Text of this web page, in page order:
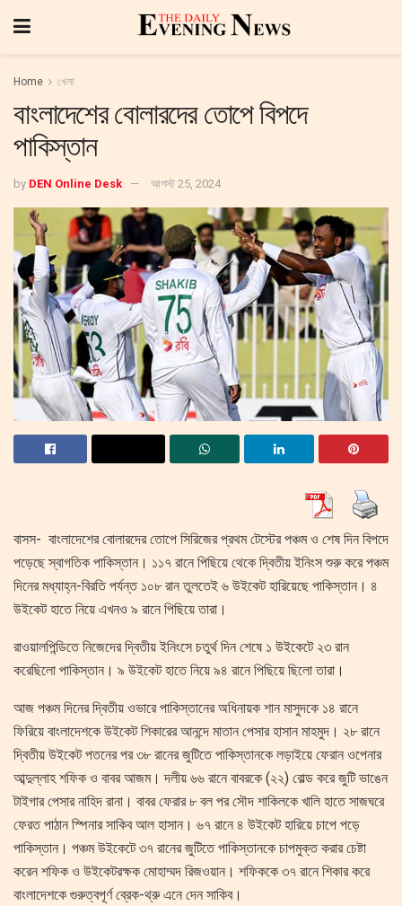
Home খেলা
বাংলাদেশের বোলারদের তোপে বিপদে
পাকিস্তান
by DEN Online Desk আগস্ট 25, 2024
বাসস- বাংলাদেশের বোলারদের তোপে সিরিজের প্রথম টেস্টের পঞ্চম ও শেষ দিন বিপদে
পড়েছে স্বাগতিক পাকিস্তান। ১১৭ রানে পিছিয়ে থেকে দ্বিতীয় ইনিংস শুরু করে পঞ্চম
দিনের মধ্যাহ্ন-বিরতি পর্যন্ত ১০৮ রান তুলতেই ৬ উইকেট হারিয়েছে পাকিস্তান। ৪
উইকেট হাতে নিয়ে এখনও ৯ রানে পিছিয়ে তারা।
রাওয়ালপিন্ডিতে নিজেদের দ্বিতীয় ইনিংসে চতুর্থ দিন শেষে ১ উইকেটে ২৩ রান
করেছিলো পাকিস্তান। ৯ উইকেট হাতে নিয়ে ৯৪ রানে পিছিয়ে ছিলো তারা।
আজ পঞ্চম দিনের দ্বিতীয় ওভারে পাকিস্তানের অধিনায়ক শান মাসুদকে ১৪ রানে
ফিরিয়ে বাংলাদেশকে উইকেট শিকারের আনন্দে মাতান পেসার হাসান মাহমুদ। ২৮ রানে
দ্বিতীয় উইকেট পতনের পর ৩৮ রানের জুটিতে পাকিস্তানকে লড়াইয়ে ফেরান ওপেনার
আব্দুল্লাহ শফিক ও বাবর আজম। দলীয় ৬৬ রানে বাবরকে (২২) বোল্ড করে জুটি ভাঙেন
টাইগার পেসার নাহিদ রানা। বাবর ফেরার ৮ বল পর সৌদ শাকিলকে খালি হাতে সাজঘরে
ফেরত পাঠান স্পিনার সাকিব আল হাসান। ৬৭ রানে ৪ উইকেট হারিয়ে চাপে পড়ে
পাকিস্তান। পঞ্চম উইকেটে ৩৭ রানের জুটিতে পাকিস্তানকে চাপমুক্ত করার চেষ্টা
করেন শফিক ও উইকেটরক্ষক মোহাম্মদ রিজওয়ান। শফিককে ৩৭ রানে শিকার করে
বাংলাদেশকে গুরুত্বপূর্ণ ব্রেক-থ্রু এনে দেন সাকিব।